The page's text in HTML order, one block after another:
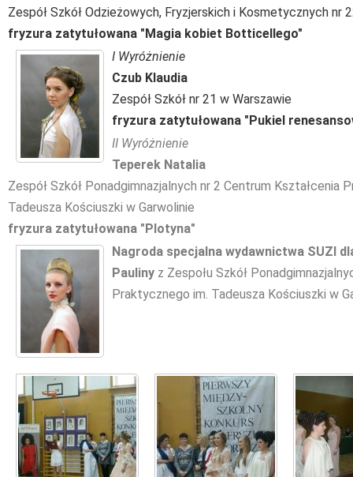
Zespół Szkół Odzieżowych, Fryzjerskich i Kosmetycznych nr
fryzura zatytułowana "Magia kobiet Botticellego"
I Wyróżnienie
Czub Klaudia
Zespół Szkół nr 21 w Warszawie
fryzura zatytułowana "Pukiel
II Wyróżnienie
Teperek Natalia
Zespół Szkół Ponadgimnazjalnych nr 2 Centrum Kształcenia
Tadeusza Kościuszki w Garwolinie
fryzura zatytułowana "Plotyna"
Nagroda specjalna wydawnictwa SUZI
Pauliny z Zespołu Szkół
Praktycznego im. Tadeusza Kościuszki w